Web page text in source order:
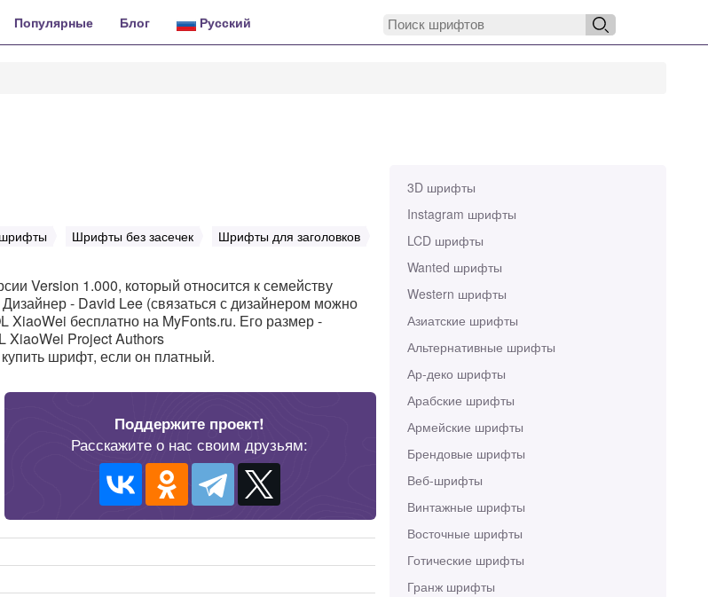
Популярные Блог Русский
3D шрифты
Instagram шрифты
LCD шрифты
Wanted шрифты
Western шрифты
Азиатские шрифты
Альтернативные шрифты
Ар-деко шрифты
Арабские шрифты
Армейские шрифты
Брендовые шрифты
Веб-шрифты
Винтажные шрифты
Восточные шрифты
Готические шрифты
Гранж шрифты
Шрифты без засечек Шрифты для заголовков
Version 1.000, который относится к семейству
- David Lee (связаться с дизайнером можно
XiaoWei бесплатно на MyFonts.ru. Его размер -
XiaoWei Project Authors
шрифт, если он платный.
Поддержите проект!
Расскажите о нас своим друзьям: